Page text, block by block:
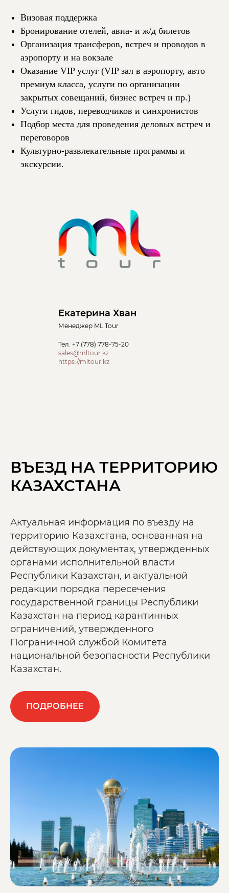
Визовая поддержка
Бронирование отелей, авиа- и ж/д билетов
Организация трансферов, встреч и проводов в
аэропорту и на вокзале
Оказание VIP услуг (VIP зал в аэропорту, авто
премиум класса, услуги по организации
закрытых совещаний, бизнес встреч и пр.)
Услуги гидов, переводчиков и синхронистов
Подбор места для проведения деловых встреч и
переговоров
Культурно-развлекательные программы и
экскурсии.
Екатерина Хван
Менеджер ML Tour
Тел. +7 (778) 778-75-20
sales@mltour.kz
https://mltour.kz
ВЪЕЗД НА ТЕРРИТОРИЮ
КАЗАХСТАНА
Актуальная информация по въезду на
территорию Казахстана, основанная на
действующих документах, утвержденных
органами исполнительной власти
Республики Казахстан, и актуальной
редакции порядка пересечения
государственной границы Республики
Казахстан на период карантинных
ограничений, утвержденного
Пограничной службой Комитета
национальной безопасности Республики
Казахстан.
ПОДРОБНЕЕ